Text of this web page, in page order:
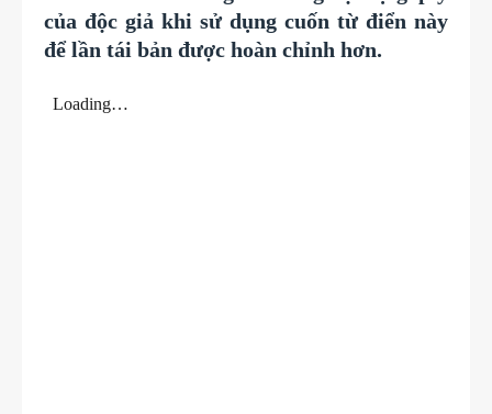
của độc giả khi sử dụng cuốn từ điển này
để lần tái bản được hoàn chỉnh hơn.